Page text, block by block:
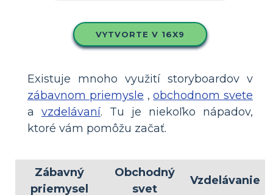
VYTVORTE V 16X9
Existuje mnoho využití storyboardov v
zábavnom priemysle ,obchodnom svete
a vzdelávaní. Tu je niekoľko nápadov,
ktoré vám pomôžu začať.
Zábavný
priemysel
Obchodný
svet
Vzdelávanie